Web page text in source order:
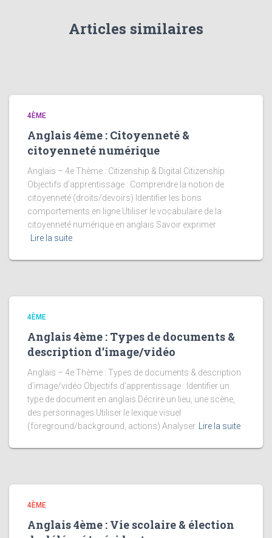
Articles similaires
4ÈME
Anglais 4ème : Citoyenneté &
citoyenneté numérique
Anglais – 4e Thème : Citizenship & Digital Citizenship
Objectifs d’apprentissage : Comprendre la notion de
citoyenneté (droits/devoirs) Identifier les bons
comportements en ligne Utiliser le vocabulaire de la
citoyenneté numérique en anglais Savoir exprimer
Lire la suite
4ÈME
Anglais 4ème : Types de documents &
description d’image/vidéo
Anglais – 4e Thème : Types de documents & description
d’image/vidéo Objectifs d’apprentissage : Identifier un
type de document en anglais Décrire un lieu, une scène,
des personnages Utiliser le lexique visuel
(foreground/background, actions) Analyser Lire la suite
4ÈME
Anglais 4ème : Vie scolaire & élection